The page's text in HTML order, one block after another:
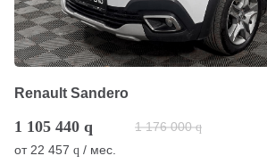
Renault Sandero
1 105 440 q 1 176 000 q
от22 457 q / мес.